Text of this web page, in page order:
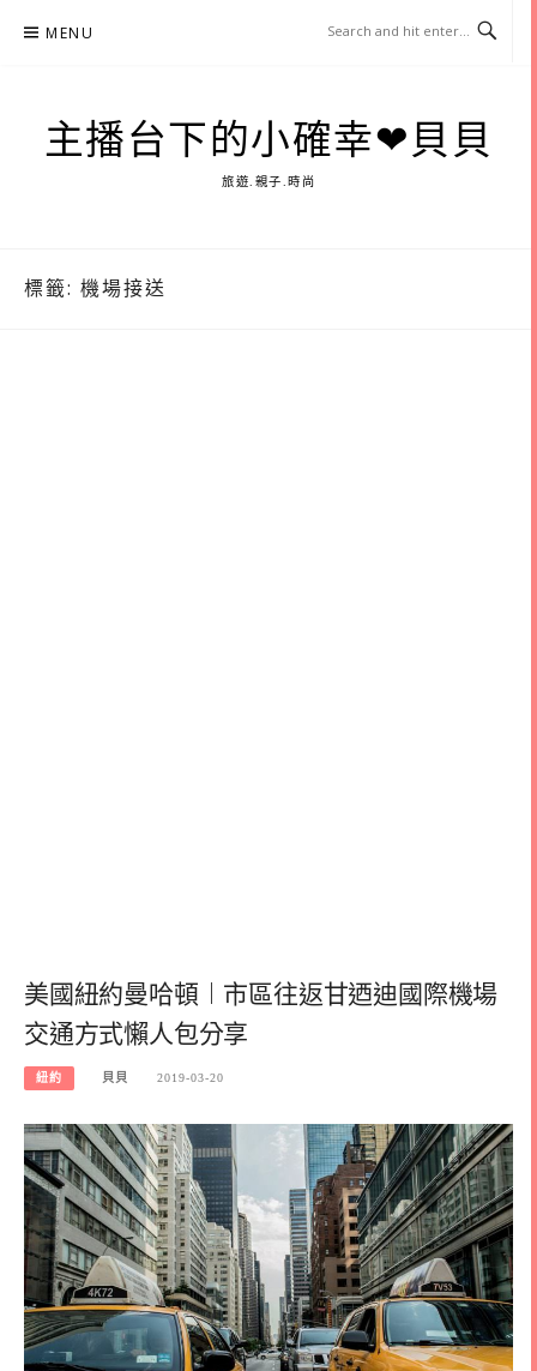
MENU
主播台下的小確幸❤貝貝
旅遊.親子.時尚
標籤: 機場接送
美國紐約曼哈頓︱市區往返甘迺迪國際機場
交通方式懶人包分享
紐約 貝貝 2019-03-20